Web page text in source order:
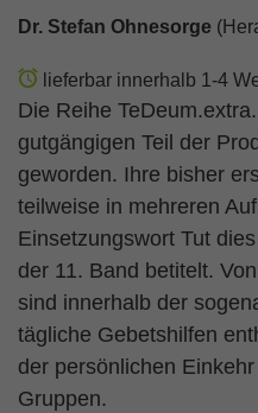
Dr. Stefan Ohnesorge
lieferbar innerhalb 1-4
Die Reihe
gutgängigen Teil der
geworden. Ihre bisher
teilweise in mehreren
Einsetzungswort Tut
der 11. Band betitelt.
sind innerhalb der
tägliche Gebetshilfen
der persönlichen
Gruppen.